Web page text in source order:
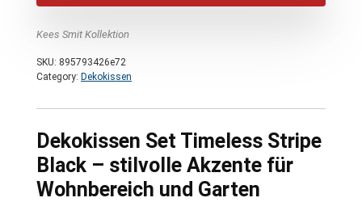
Kees Smit Kollektion
SKU: 895793426e72
Category: Dekokissen
Dekokissen Set Timeless Stripe
Black – stilvolle Akzente für
Wohnbereich und Garten